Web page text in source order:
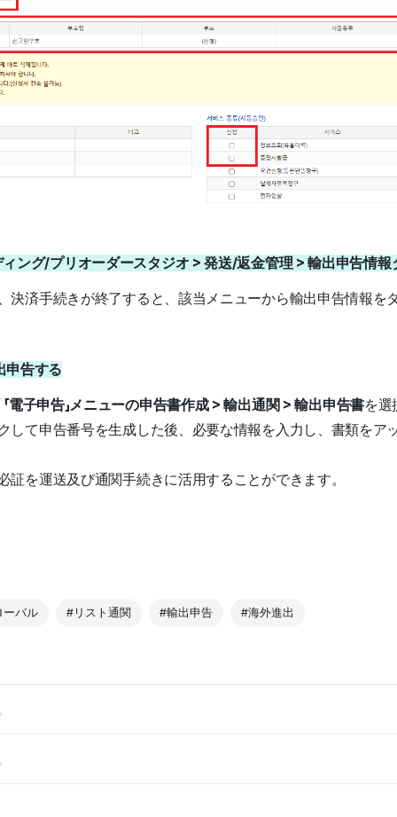
ング/プリオーダースタジオ > 発送/返金管理 > 輸出申告情報
決済手続きが終了すると、該当メニューから輸出申告情報を
申告する
「電子申告」メニューの申告書作成 > 輸出通関 > 輸出申告書を選
して申告番号を生成した後、必要な情報を入力し、書類をア
証を運送及び通関手続きに活用することができます。
ーバル #リスト通関 #輸出申告 #海外進出